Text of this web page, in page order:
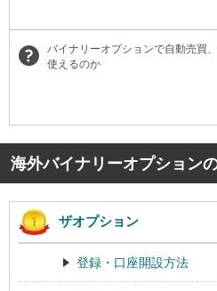
バイナリーオプションで自動売買
使えるのか
海外バイナリーオプション
ザオプション
登録・口座開設方法